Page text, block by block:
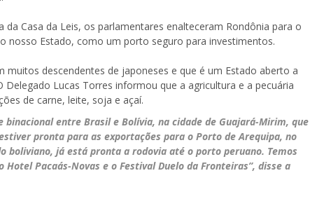
Casa da Leis, os parlamentares enalteceram Rondônia para o
nosso Estado, como um porto seguro para investimentos.
muitos descendentes de japoneses e que é um Estado aberto a
Lucas Torres informou que a agricultura e a pecuária
de carne, leite, soja e açaí.
binacional entre Brasil e Bolívia, na cidade de Guajará-Mirim, que
pronta para as exportações para o Porto de Arequipa, no
boliviano, já está pronta a rodovia até o porto peruano. Temos
Pacaás-Novas e o Festival Duelo da Fronteiras”, disse a